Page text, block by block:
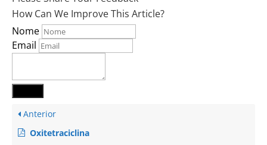
How Can We Improve This Article?
Nome
Email
Anterior
Oxitetraciclina